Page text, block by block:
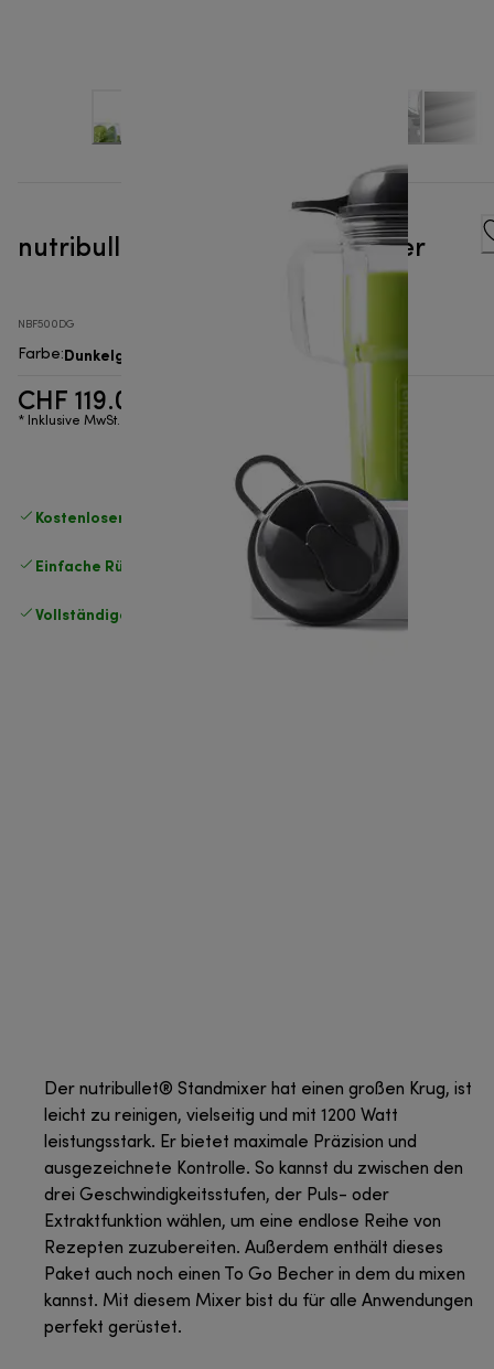
nutribullet® Combo - Standmixer
NBF500DG
Farbe:Dunkelgrau
CHF 119.00
* Inklusive MwSt.
Kostenloser Versand von CHF 50
Einfache Rückgabe
Vollständige Herstellergarantie .
Der nutribullet® Standmixer hat einen großen Krug, ist
leicht zu reinigen, vielseitig und mit 1200 Watt
leistungsstark. Er bietet maximale Präzision und
ausgezeichnete Kontrolle. So kannst du zwischen den
drei Geschwindigkeitsstufen, der Puls- oder
Extraktfunktion wählen, um eine endlose Reihe von
Rezepten zuzubereiten. Außerdem enthält dieses
Paket auch noch einen To Go Becher in dem du mixen
kannst. Mit diesem Mixer bist du für alle Anwendungen
perfekt gerüstet.